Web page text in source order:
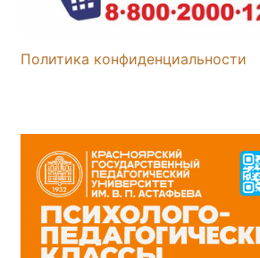
Политика конфиденциальности